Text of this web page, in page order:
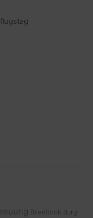
Breetlook Burg